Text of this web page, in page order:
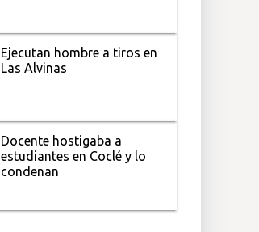
Ejecutan hombre a tiros en
Las Alvinas
Docente hostigaba a
estudiantes en Coclé y lo
condenan